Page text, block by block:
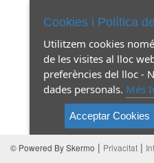
© Powered By Skermo | Privacitat |
Cookies i Política
Utilitzem cookies
de les visites al lloc
preferències del lloc -
dades personals. Més
Acceptar Cookies